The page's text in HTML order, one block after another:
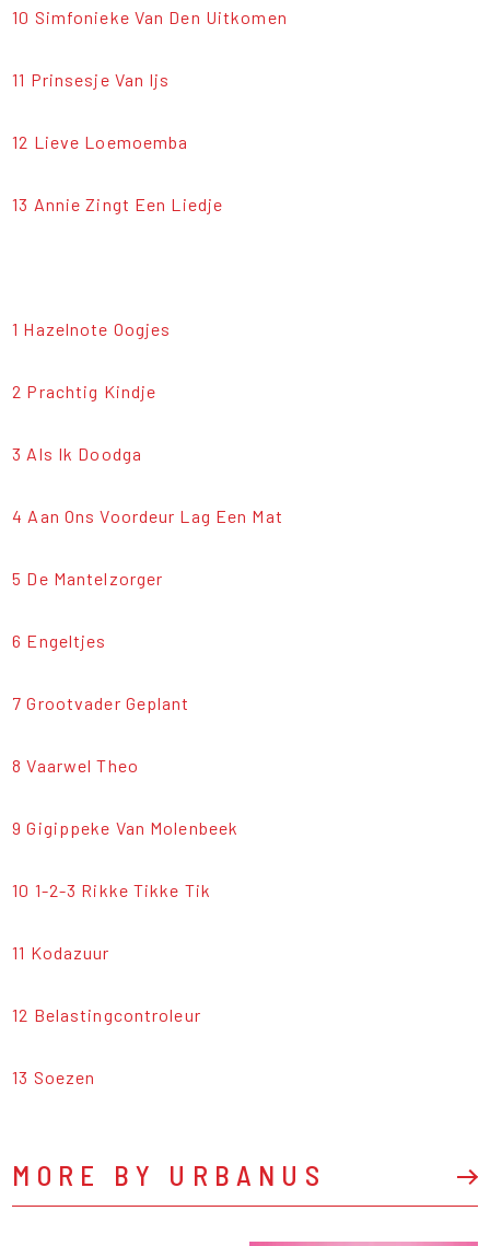
10 Simfonieke Van Den Uitkomen
11 Prinsesje Van Ijs
12 Lieve Loemoemba
13 Annie Zingt Een Liedje
1 Hazelnote Oogjes
2 Prachtig Kindje
3 Als Ik Doodga
4 Aan Ons Voordeur Lag Een Mat
5 De Mantelzorger
6 Engeltjes
7 Grootvader Geplant
8 Vaarwel Theo
9 Gigippeke Van Molenbeek
10 1-2-3 Rikke Tikke Tik
11 Kodazuur
12 Belastingcontroleur
13 Soezen
MORE BY URBANUS